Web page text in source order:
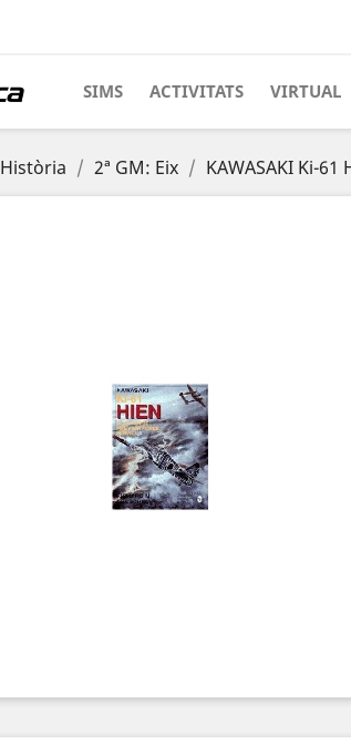
SIMS ACTIVITATS VIRTUAL
Història 2ª GM: Eix KAWASAKI Ki-